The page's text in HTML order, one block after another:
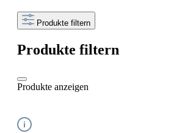
Produkte filtern
Produkte filtern
Produkte anzeigen